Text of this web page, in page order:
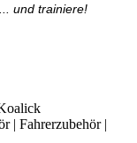
und trainiere!